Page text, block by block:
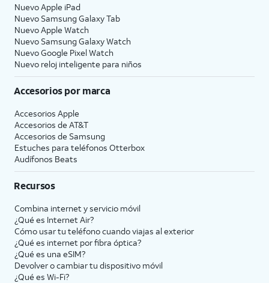
Nuevo Apple iPad
Nuevo Samsung Galaxy Tab
Nuevo Apple Watch
Nuevo Samsung Galaxy Watch
Nuevo Google Pixel Watch
Nuevo reloj inteligente para niños
Accesorios por marca
Accesorios Apple
Accesorios de AT&T
Accesorios de Samsung
Estuches para teléfonos Otterbox
Audífonos Beats
Recursos
Combina internet y servicio móvil
¿Qué es Internet Air?
Cómo usar tu teléfono cuando viajas al exterior
¿Qué es internet por fibra óptica?
¿Qué es una eSIM?
Devolver o cambiar tu dispositivo móvil
¿Qué es Wi-Fi?